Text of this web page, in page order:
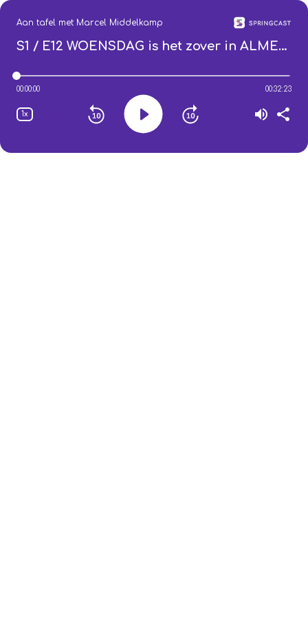
Aan tafel met Marcel Middelkamp
S1 / E12 WOENSDAG is het zover in ALMELO: ga jij STEMMEN?
00:00:00 00:32:23
1x